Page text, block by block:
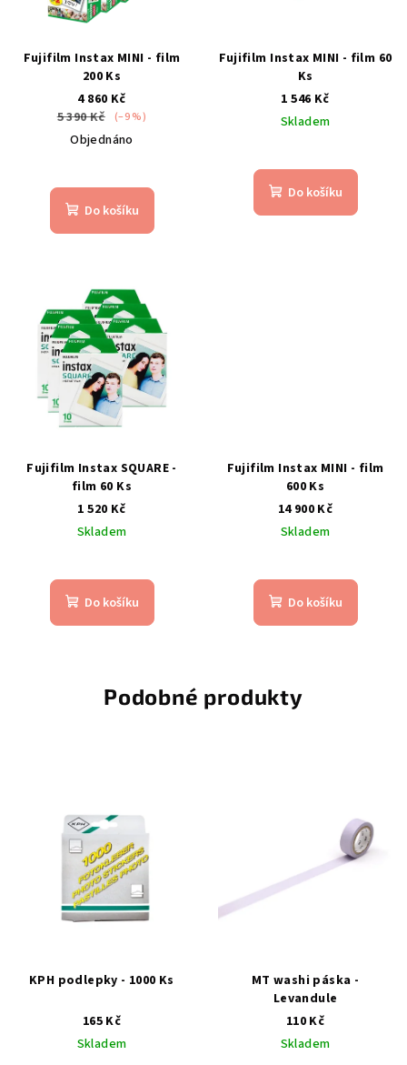
Fujifilm Instax MINI - film
200 Ks
4 860 Kč
5 390 Kč (–9 %)
Objednáno
Do košíku
Fujifilm Instax MINI - film 60
Ks
1 546 Kč
Skladem
Do košíku
Fujifilm Instax SQUARE -
film 60 Ks
1 520 Kč
Skladem
hodnocení
produktu
hvězdiček.
Do košíku
Fujifilm Instax MINI - film
600 Ks
14 900 Kč
Skladem
Do košíku
Podobné produkty
KPH podlepky - 1000 Ks
165 Kč
Skladem
MT washi páska -
Levandule
110 Kč
Skladem